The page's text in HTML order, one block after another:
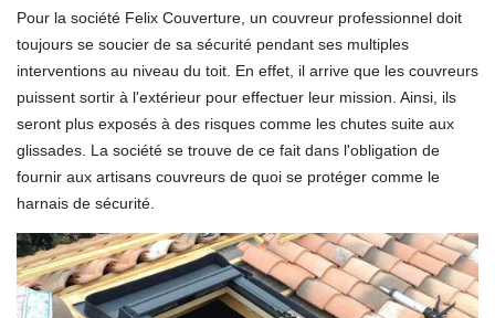
Pour la société Felix Couverture, un couvreur professionnel doit
toujours se soucier de sa sécurité pendant ses multiples
interventions au niveau du toit. En effet, il arrive que les couvreurs
puissent sortir à l'extérieur pour effectuer leur mission. Ainsi, ils
seront plus exposés à des risques comme les chutes suite aux
glissades. La société se trouve de ce fait dans l'obligation de
fournir aux artisans couvreurs de quoi se protéger comme le
harnais de sécurité.